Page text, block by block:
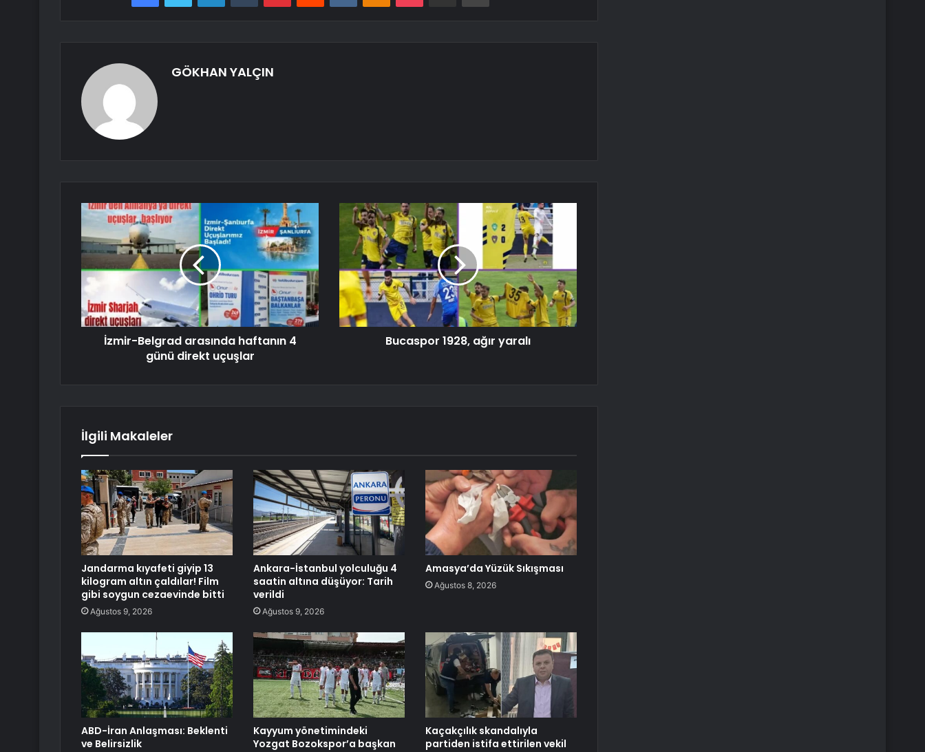
GÖKHAN YALÇIN
İzmir-Belgrad arasında haftanın 4
günü direkt uçuşlar
Bucaspor 1928, ağır yaralı
İlgili Makaleler
Jandarma kıyafeti giyip 13
kilogram altın çaldılar! Film
gibi soygun cezaevinde bitti
Ağustos 9, 2026
Ankara-İstanbul yolculuğu 4
saatin altına düşüyor: Tarih
verildi
Ağustos 9, 2026
Amasya’da Yüzük Sıkışması
Ağustos 8, 2026
ABD-İran Anlaşması: Beklenti
ve Belirsizlik
Kayyum yönetimindeki
Yozgat Bozokspor’a başkan
Kaçakçılık skandalıyla
partiden istifa ettirilen vekil